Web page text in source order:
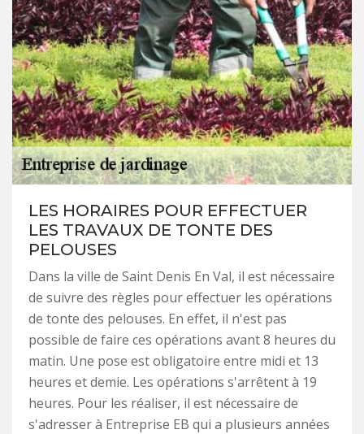
LES HORAIRES POUR EFFECTUER
LES TRAVAUX DE TONTE DES
PELOUSES
Dans la ville de Saint Denis En Val, il est nécessaire
de suivre des règles pour effectuer les opérations
de tonte des pelouses. En effet, il n'est pas
possible de faire ces opérations avant 8 heures du
matin. Une pose est obligatoire entre midi et 13
heures et demie. Les opérations s'arrêtent à 19
heures. Pour les réaliser, il est nécessaire de
s'adresser à Entreprise EB qui a plusieurs années